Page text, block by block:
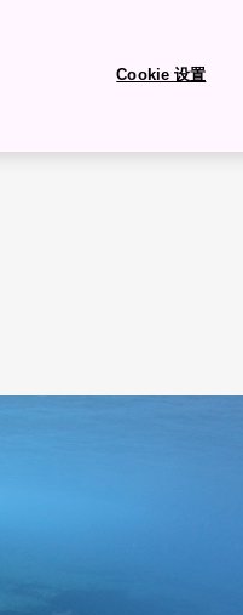
Cookie 设置